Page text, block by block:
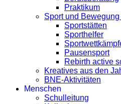
Praktikum
Sport und
Sportstätten
Sporthelfer
Pausensport
Rebirth active
Kreatives aus den
BNE-Aktivitäten
Menschen
Schulleitung